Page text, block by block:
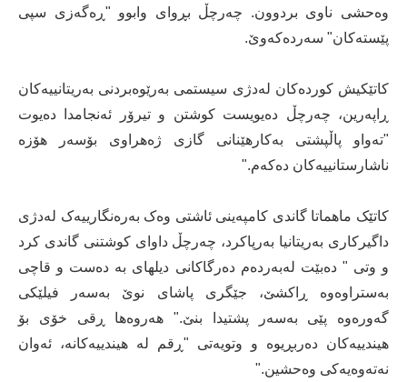
وەحشی ناوی بردوون. چەرچڵ بڕوای وابوو "ڕەگەزی سپی
پێستەکان" سەردەکەوێ.
کاتێکیش کوردەکان لەدژی سیستمی بەرێوەبردنی بەریتانییەکان
ڕاپەرین، چەرچڵ دەیویست کوشتن و تیرۆر ئەنجامدا دەیوت
"تەواو پاڵپشتی بەکارهێنانی گازی ژەهراوی بۆسەر هۆزە
ناشارستانییەکان دەکەم."
کاتێک ماهماتا گاندی کامپەینی ئاشتی وەک بەرەنگارییەک لەدژی
داگیرکاری بەریتانیا بەرپاکرد، چەرچڵ داوای کوشتنی گاندی کرد
و وتی " دەبێت لەبەردەم دەرگاکانی دیلهای بە دەست و قاچی
بەستراوەوە ڕاکشێ، جێگری پاشای نوێ بەسەر فیلێکی
گەورەوە پێی بەسەر پشتیدا بنێ." هەروەها ڕقی خۆی بۆ
هیندییەکان دەربڕیوە و وتویەتی "ڕقم لە هیندییەکانە، ئەوان
نەتەوەیەکی وەحشین."